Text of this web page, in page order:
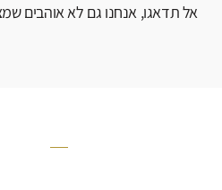
אל תדאגו, אנחנו גם לא אוהבים